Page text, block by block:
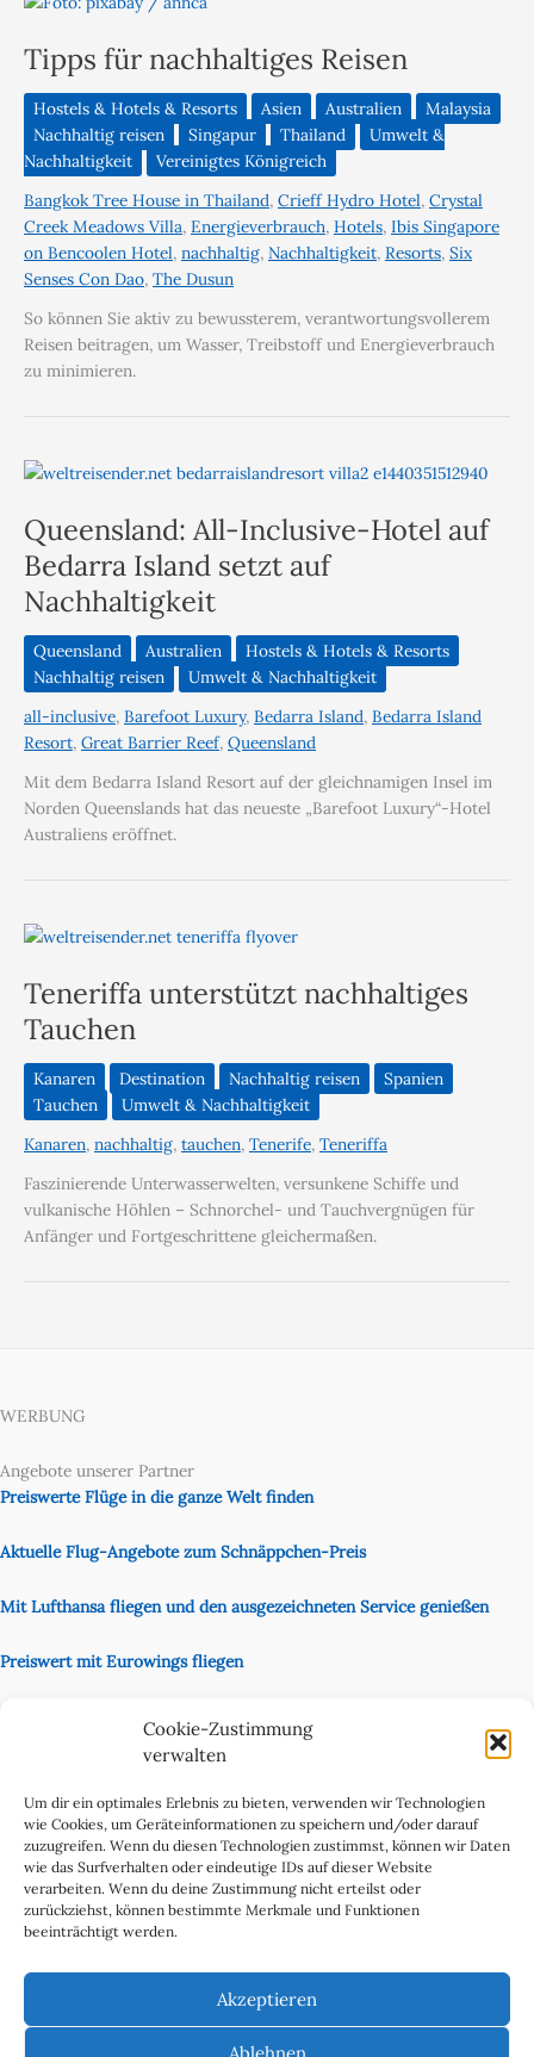
Cookie-Zustimmung
verwalten
Um dir ein optimales Erlebnis zu bieten, verwenden wir Technologien
wie Cookies, um Geräteinformationen zu speichern und/oder darauf
zuzugreifen. Wenn du diesen Technologien zustimmst, können wir Daten
wie das Surfverhalten oder eindeutige IDs auf dieser Website
verarbeiten. Wenn du deine Zustimmung nicht erteilst oder
zurückziehst, können bestimmte Merkmale und Funktionen
beeinträchtigt werden.
Akzeptieren
Ablehnen
Tipps für nachhaltiges Reisen
Hostels & Hotels & Resorts Asien Australien
Malaysia
Nachhaltig reisen
Singapur Thailand
Umwelt &
Nachhaltigkeit
Vereinigtes Königreich
Bangkok Tree House in Thailand, Crieff Hydro Hotel, Crystal
Creek Meadows Villa, Energieverbrauch, Hotels, Ibis Singapore
on Bencoolen Hotel, nachhaltig, Nachhaltigkeit, Resorts, Six
Senses Con Dao, The Dusun
So können Sie aktiv zu bewussterem, verantwortungsvollerem
Reisen beitragen, um Wasser, Treibstoff und Energieverbrauch
zu minimieren.
Queensland: All-Inclusive-Hotel auf
Bedarra Island setzt auf
Nachhaltigkeit
Queensland Australien
Hostels & Hotels & Resorts
Nachhaltig reisen
Umwelt & Nachhaltigkeit
all-inclusive, Barefoot Luxury, Bedarra Island, Bedarra Island
Resort, Great Barrier Reef, Queensland
Mit dem Bedarra Island Resort auf der gleichnamigen Insel im
Norden Queenslands hat das neueste „Barefoot Luxury“-Hotel
Australiens eröffnet.
Teneriffa unterstützt nachhaltiges
Tauchen
Kanaren Destination Nachhaltig reisen
Spanien
Tauchen
Umwelt & Nachhaltigkeit
Kanaren, nachhaltig, tauchen, Tenerife, Teneriffa
Faszinierende Unterwasserwelten, versunkene Schiffe und
vulkanische Höhlen – Schnorchel- und Tauchvergnügen für
Anfänger und Fortgeschrittene gleichermaßen.
WERBUNG
Angebote unserer Partner
Preiswerte Flüge in die ganze Welt finden
Aktuelle Flug-Angebote zum Schnäppchen-Preis
Mit Lufthansa fliegen und den ausgezeichneten Service genießen
Preiswert mit Eurowings fliegen
Unsere Partnerseite
Content Creator
Cookie-Richtlinie (EU)
Datenschutzerklärung
Impressum & Kontakt
Über uns